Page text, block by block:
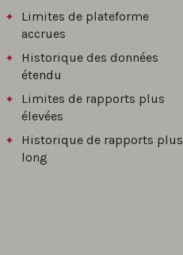
Limites de plateforme
accrues
Historique des données
étendu
Limites de rapports plus
élevées
Historique de rapports plus
long